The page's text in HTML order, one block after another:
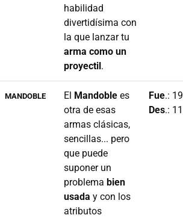
habilidad
divertidísima con
la que lanzar tu
arma como un
proyectil.
MANDOBLE El Mandoble es
otra de esas
armas clásicas,
sencillas... pero
que puede
suponer un
problema bien
usada y con los
atributos
Fue.: 19
Des.: 11